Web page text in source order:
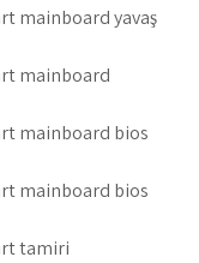
mainboard yavaş
mainboard
mainboard bios
mainboard bios
tamiri